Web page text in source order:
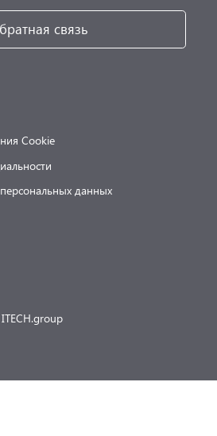
связь
Cookie
данных